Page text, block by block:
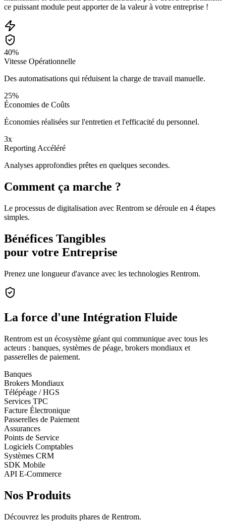
ce puissant module peut apporter de la valeur à votre entreprise !
40%
Vitesse Opérationnelle
Des automatisations qui réduisent la charge de travail manuelle.
25%
Économies de Coûts
Économies réalisées sur l'entretien et l'efficacité du personnel.
3x
Reporting Accéléré
Analyses approfondies prêtes en quelques secondes.
Comment ça marche ?
Le processus de digitalisation avec Rentrom se déroule en 4 étapes
simples.
Bénéfices Tangibles
pour votre Entreprise
Prenez une longueur d'avance avec les technologies Rentrom.
La force d'une Intégration Fluide
Rentrom est un écosystème géant qui communique avec tous les
acteurs : banques, systèmes de péage, brokers mondiaux et
passerelles de paiement.
Banques
Brokers Mondiaux
Télépéage / HGS
Services TPC
Facture Électronique
Passerelles de Paiement
Assurances
Points de Service
Logiciels Comptables
Systèmes CRM
SDK Mobile
API E-Commerce
Nos Produits
Découvrez les produits phares de Rentrom.